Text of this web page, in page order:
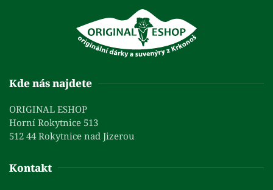
Kde nás najdete
ORIGINAL ESHOP
Horní Rokytnice 513
512 44 Rokytnice nad Jizerou
Kontakt